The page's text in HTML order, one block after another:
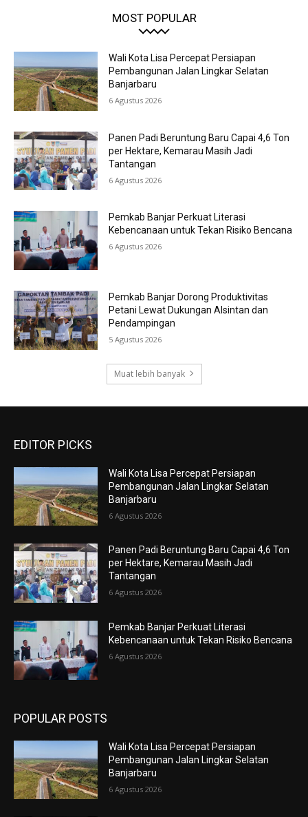
MOST POPULAR
Wali Kota Lisa Percepat Persiapan
Pembangunan Jalan Lingkar Selatan
Banjarbaru
6 Agustus 2026
Panen Padi Beruntung Baru Capai 4,6 Ton
per Hektare, Kemarau Masih Jadi
Tantangan
6 Agustus 2026
Pemkab Banjar Perkuat Literasi
Kebencanaan untuk Tekan Risiko Bencana
6 Agustus 2026
Pemkab Banjar Dorong Produktivitas
Petani Lewat Dukungan Alsintan dan
Pendampingan
5 Agustus 2026
Muat lebih banyak
EDITOR PICKS
Wali Kota Lisa Percepat Persiapan
Pembangunan Jalan Lingkar Selatan
Banjarbaru
6 Agustus 2026
Panen Padi Beruntung Baru Capai 4,6 Ton
per Hektare, Kemarau Masih Jadi
Tantangan
6 Agustus 2026
Pemkab Banjar Perkuat Literasi
Kebencanaan untuk Tekan Risiko Bencana
6 Agustus 2026
POPULAR POSTS
Wali Kota Lisa Percepat Persiapan
Pembangunan Jalan Lingkar Selatan
Banjarbaru
6 Agustus 2026